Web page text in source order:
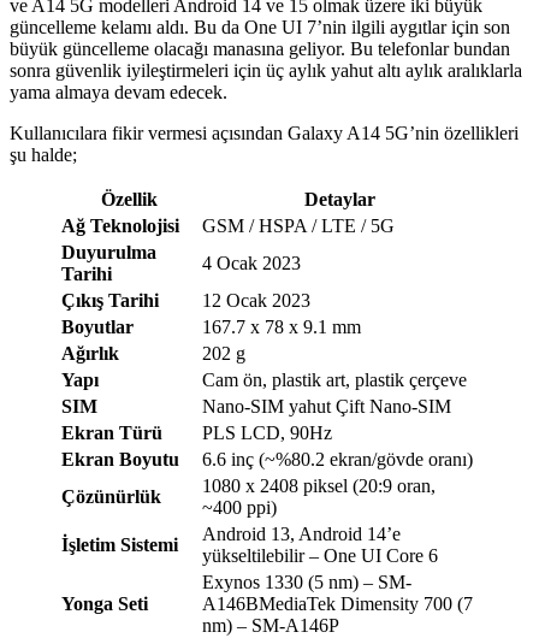
ve A14 5G modelleri Android 14 ve 15 olmak üzere iki büyük
güncelleme kelamı aldı. Bu da One UI 7’nin ilgili aygıtlar için son
büyük güncelleme olacağı manasına geliyor. Bu telefonlar bundan
sonra güvenlik iyileştirmeleri için üç aylık yahut altı aylık aralıklarla
yama almaya devam edecek.
Kullanıcılara fikir vermesi açısından Galaxy A14 5G’nin özellikleri
şu halde;
Özellik
Detaylar
Ağ Teknolojisi
GSM / HSPA / LTE / 5G
Duyurulma
Tarihi
4 Ocak 2023
Çıkış Tarihi
12 Ocak 2023
Boyutlar
167.7 x 78 x 9.1 mm
Ağırlık
202 g
Yapı
Cam ön, plastik art, plastik çerçeve
SIM
Nano-SIM yahut Çift Nano-SIM
Ekran Türü
PLS LCD, 90Hz
Ekran Boyutu
6.6 inç (~%80.2 ekran/gövde oranı)
Çözünürlük
1080 x 2408 piksel (20:9 oran,
~400 ppi)
İşletim Sistemi
Android 13, Android 14’e
yükseltilebilir – One UI Core 6
Yonga Seti
Exynos 1330 (5 nm) – SM-
A146BMediaTek Dimensity 700 (7
nm) – SM-A146P